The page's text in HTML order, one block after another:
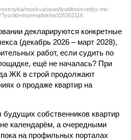
moskva/uvao/lyublino/svetlyy-mir-
декларируются конкретные
(декабрь 2026 – март 2028),
работ, если судить по
ещё не началась? При
ЖК в строй продолжают
о продаже квартир на
собственников квартир
календарём, а очередными
на профильных порталах